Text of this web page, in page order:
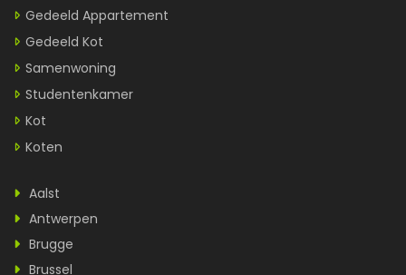
Gedeeld Appartement
Gedeeld Kot
Samenwoning
Studentenkamer
Kot
Koten
Aalst
Antwerpen
Brugge
Brussel